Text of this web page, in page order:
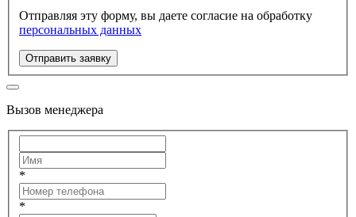
Отправляя эту форму, вы даете согласие на обработку
персональных данных
Отправить заявку
Вызов менеджера
*
*